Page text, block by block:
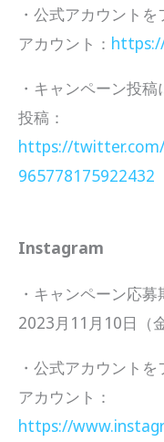
・公式アカウントを
アカウント：
・キャンペーン投
投稿：
https://twitter.com/
965778175922432
Instagram
・キャンペーン応募
2023月11月10日（
・公式アカウントを
アカウント：
https://